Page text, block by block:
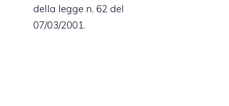
della legge n. 62 del
07/03/2001.